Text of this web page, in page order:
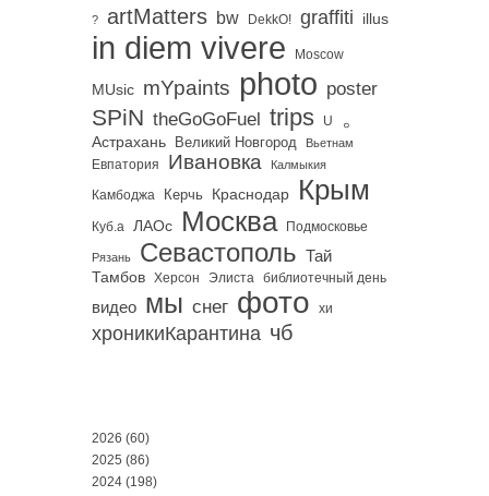
? artMatters bw DekkO! graffiti illus
in diem vivere Moscow
MUsic mYpaints photo poster
SPiN theGoGoFuel trips U 。
Астрахань Великий Новгород Вьетнам
Евпатория Ивановка Калмыкия
Камбоджа Керчь Краснодар Крым
Куб.а ЛАОс Москва Подмосковье
Рязань Севастополь Тай
Тамбов Херсон Элиста библиотечный день
видео мы снег фото хи
хроникиКарантина чб
2026 (60)
2025 (86)
2024 (198)